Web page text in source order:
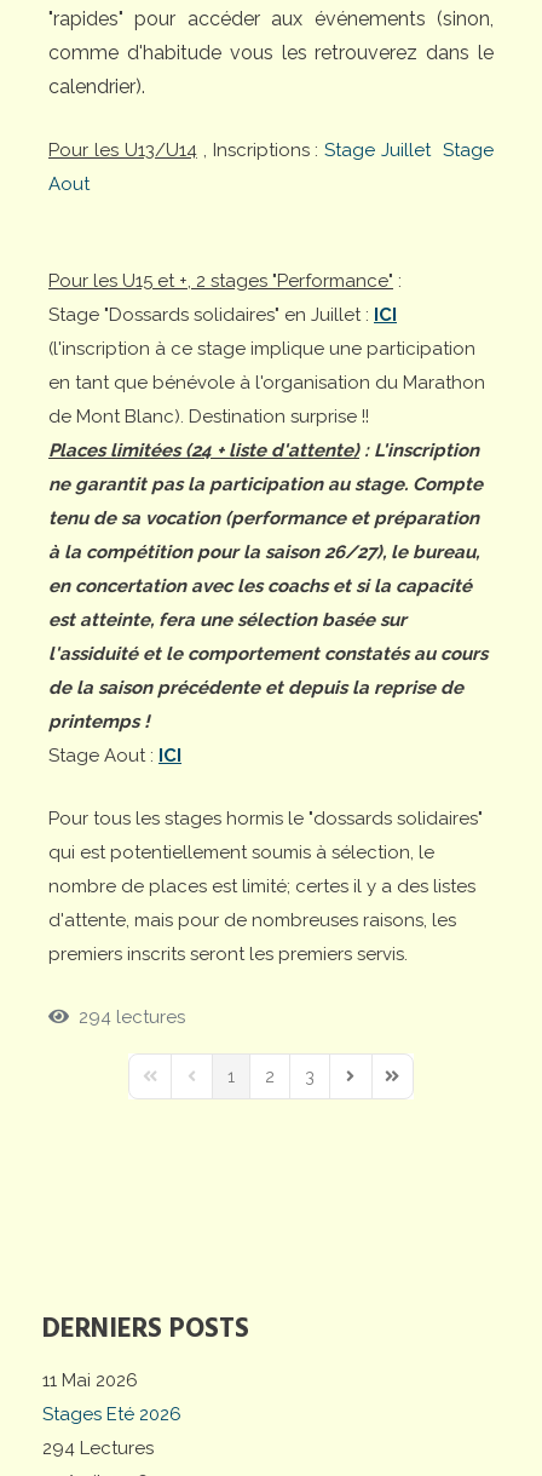
DERNIERS POSTS
11 Mai 2026
Stages Eté 2026
294 Lectures
"rapides" pour accéder aux événements (sinon,
comme d'habitude vous les retrouverez dans le
calendrier).
Pour les U13/U14, Inscriptions :Stage Juillet Stage
Aout
Pour les U15 et +, 2 stages "Performance" :
Stage "Dossards solidaires" en Juillet : ICI
(l'inscription à ce stage implique une participation
en tant que bénévole à l'organisation du Marathon
de Mont Blanc). Destination surprise !!
Places limitées (24 + liste d'attente): L'inscription
ne garantit pas la participation au stage. Compte
tenu de sa vocation (performance et préparation
à la compétition pour la saison 26/27), le bureau,
en concertation avec les coachs et si la capacité
est atteinte, fera une sélection basée sur
l'assiduité et le comportement constatés au cours
de la saison précédente et depuis la reprise de
printemps !
Stage Aout : ICI
Pour tous les stages hormis le "dossards solidaires"
qui est potentiellement soumis à sélection, le
nombre de places est limité; certes il y a des listes
d'attente, mais pour de nombreuses raisons, les
premiers inscrits seront les premiers servis.
294 lectures
First PagePrevious Page
1 2 3
Next PageLast Page